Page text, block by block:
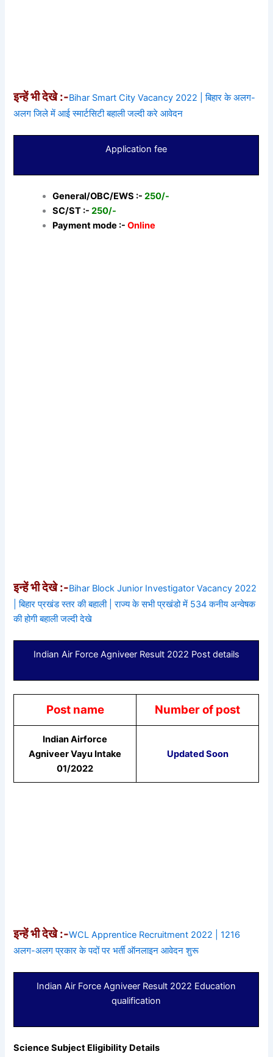
इन्हें भी देखे :-Bihar Smart City Vacancy 2022 | बिहार के अलग-
अलग जिले में आई स्मार्टसिटी बहाली जल्दी करे आवेदन
Application fee
General/OBC/EWS :-250/-
SC/ST :-250/-
Payment mode :-Online
इन्हें भी देखे :-Bihar Block Junior Investigator Vacancy 2022
| बिहार प्रखंड स्तर की बहाली | राज्य के सभी प्रखंडो में 534 कनीय अन्वेषक
की होगी बहाली जल्दी देखे
Indian Air Force Agniveer Result 2022 Post details
Post name Number of post
Indian Airforce
Agniveer Vayu Intake
01/2022
Updated Soon
इन्हें भी देखे :-WCL Apprentice Recruitment 2022 | 1216
अलग-अलग प्रकार के पदों पर भर्ती ऑनलाइन आवेदन शुरू
Indian Air Force Agniveer Result 2022 Education
qualification
Science Subject Eligibility Details